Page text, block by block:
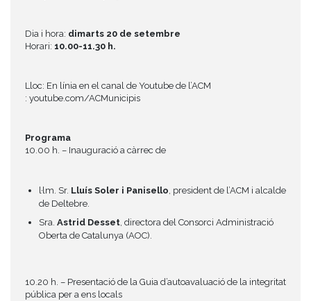
Dia i hora: dimarts 20 de setembre
Horari: 10.00-11.30 h.
Lloc: En línia en el canal de Youtube de l’ACM
: youtube.com/ACMunicipis
Programa
10.00 h. – Inauguració a càrrec de
l·lm. Sr. Lluís Soler i Panisello, president de l’ACM i alcalde
de Deltebre.
Sra. Astrid Desset, directora del Consorci Administració
Oberta de Catalunya (AOC).
10.20 h. – Presentació de la Guia d’autoavaluació de la integritat
pública per a ens locals